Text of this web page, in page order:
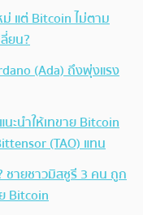
แต่ Bitcoin ไม่ตาม
ยน?
(Ada) ถึงพุ่งแรง
ะนำให้เทขาย Bitcoin
(TAO) แทน
ชายชาวมิสซูรี 3 คน ถูก
Bitcoin